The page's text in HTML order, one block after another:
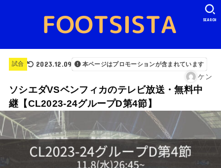
SEARCH
試合 2023.12.09 本ページはプロモーションが含まれています
ケン
ソシエダVSベンフィカのテレビ放送・無料中
継【CL2023-24グループD第4節】